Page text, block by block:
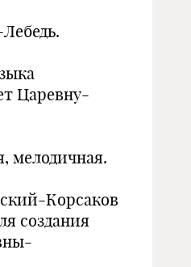
Царевну-
мелодичная.
Корсаков
создания